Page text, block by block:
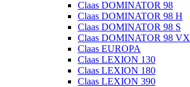
Claas DOMINATOR 98
Claas DOMINATOR 98 H
Claas DOMINATOR 98 S
Claas DOMINATOR 98 VX
Claas EUROPA
Claas LEXION 130
Claas LEXION 180
Claas LEXION 390